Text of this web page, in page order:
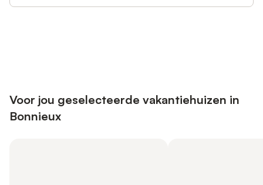
Voor jou geselecteerde vakantiehuizen in
Bonnieux